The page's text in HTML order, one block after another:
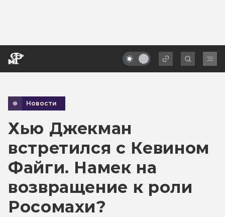
Новости
Хью Джекман
встретился с Кевином
Файги. Намек на
возвращение к роли
Росомахи?